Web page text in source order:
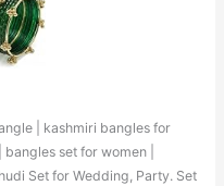
| kashmiri bangles for
set for women |
Set for Wedding, Party. Set